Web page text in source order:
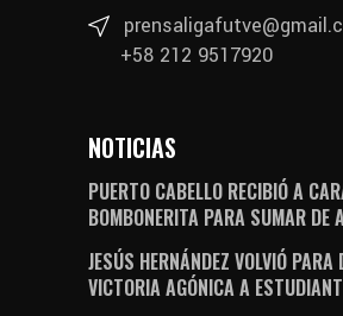
+58 212 9517920
NOTICIAS
PUERTO CABELLO RECIBIÓ A
BOMBONERITA PARA SUMAR DE
JESÚS HERNÁNDEZ VOLVIÓ PARA
VICTORIA AGÓNICA A